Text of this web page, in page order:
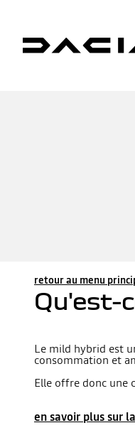
retour au menu
Qu'est-
Le mild hybrid est
consommation et
Elle offre donc une
en savoir plus sur